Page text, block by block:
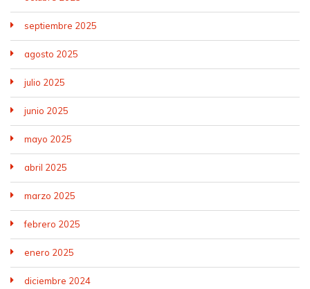
septiembre 2025
agosto 2025
julio 2025
junio 2025
mayo 2025
abril 2025
marzo 2025
febrero 2025
enero 2025
diciembre 2024